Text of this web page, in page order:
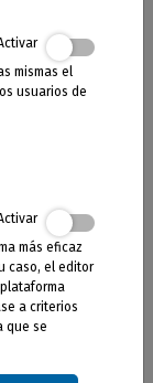
para las
fácil con
Activar
mismas el
usuarios de
Activar
más eficaz
caso, el editor
a criterios
que se